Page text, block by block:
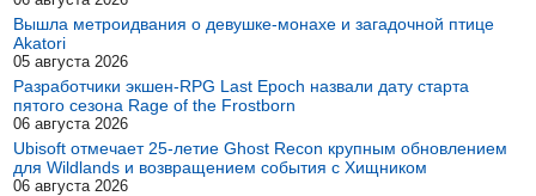
Вышла метроидвания о девушке-монахе и загадочной птице
Akatori
05 августа 2026
Разработчики экшен-RPG Last Epoch назвали дату старта
пятого сезона Rage of the Frostborn
06 августа 2026
Ubisoft отмечает 25-летие Ghost Recon крупным обновлением
для Wildlands и возвращением события с Хищником
06 августа 2026